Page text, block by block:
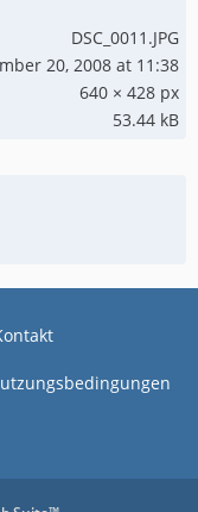
DSC_0011.JPG
20, 2008 at 11:38
640 × 428 px
53.44 kB